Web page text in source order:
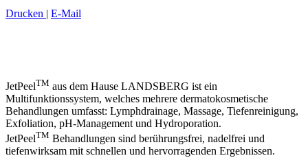
Drucken | E-Mail
JetPeelTM aus dem Hause LANDSBERG ist ein
Multifunktionssystem, welches mehrere dermatokosmetische
Behandlungen umfasst: Lymphdrainage, Massage, Tiefenreinigung,
Exfoliation, pH-Management und Hydroporation.
JetPeelTM Behandlungen sind berührungsfrei, nadelfrei und
tiefenwirksam mit schnellen und hervorragenden Ergebnissen.